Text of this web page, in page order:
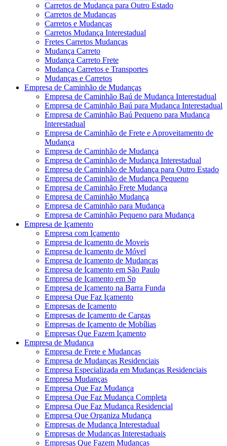
Carretos de Mudança para Outro Estado
Carretos de Mudanças
Carretos e Mudanças
Carretos Mudança Interestadual
Fretes Carretos Mudanças
Mudança Carreto
Mudança Carreto Frete
Mudança Carretos e Transportes
Mudanças e Carretos
Empresa de Caminhão de Mudanças
Empresa de Caminhão Baú de Mudança Interestadual
Empresa de Caminhão Baú para Mudança Interestadual
Empresa de Caminhão Baú Pequeno para Mudança
Interestadual
Empresa de Caminhão de Frete e Aproveitamento de
Mudança
Empresa de Caminhão de Mudança
Empresa de Caminhão de Mudança Interestadual
Empresa de Caminhão de Mudança para Outro Estado
Empresa de Caminhão de Mudança Pequeno
Empresa de Caminhão Frete Mudança
Empresa de Caminhão Mudança
Empresa de Caminhão para Mudança
Empresa de Caminhão Pequeno para Mudança
Empresa de Içamento
Empresa com Içamento
Empresa de Içamento de Moveis
Empresa de Içamento de Móvel
Empresa de Içamento de Mudanças
Empresa de Içamento em São Paulo
Empresa de Içamento em Sp
Empresa de Içamento na Barra Funda
Empresa Que Faz Içamento
Empresas de Içamento
Empresas de Içamento de Cargas
Empresas de Içamento de Mobílias
Empresas Que Fazem Içamento
Empresa de Mudança
Empresa de Frete e Mudanças
Empresa de Mudanças Residenciais
Empresa Especializada em Mudanças Residenciais
Empresa Mudanças
Empresa Que Faz Mudança
Empresa Que Faz Mudança Completa
Empresa Que Faz Mudança Residencial
Empresa Que Organiza Mudança
Empresas de Mudança Interestadual
Empresas de Mudanças Interestaduais
Empresas Que Fazem Mudanças